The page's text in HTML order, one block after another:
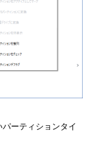
ーティションタイ